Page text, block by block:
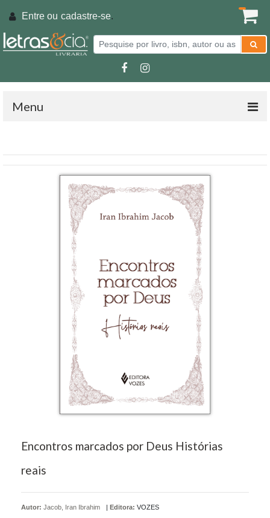
Entre ou cadastre-se.
Menu
Encontros marcados por Deus Histórias
reais
Autor: Jacob, Iran Ibrahim | Editora: VOZES